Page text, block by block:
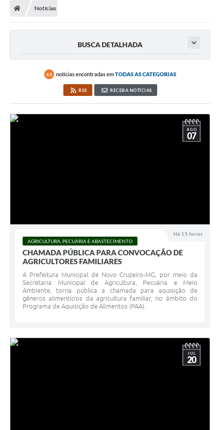
Notícias
BUSCA DETALHADA
63 notícias encontradas emTODAS AS CATEGORIAS
RSS RECEBA NOTÍCIAS
Há 15 horas
AGO
07
AGRICULTURA, PECUÁRIA E ABASTECIMENTO
CHAMADA PÚBLICA PARA CONVOCAÇÃO DE
AGRICULTORES FAMILIARES
A Prefeitura Municipal de Novo Cruzeiro-MG, por meio da
Secretaria Municipal de Agricultura, Pecuária e Meio
Ambiente, torna pública a chamada para aquisição de
gêneros alimentícios da agricultura familiar, no âmbito do
Programa de Aquisição de Alimentos (PAA).
JUL
20